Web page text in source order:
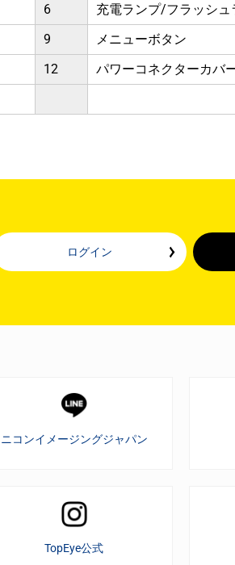
6
充電ランプ/フラッシュ
9
メニューボタン
12 パワーコネクターカバ
ログイン
ニコンイメージングジャパン
TopEye公式